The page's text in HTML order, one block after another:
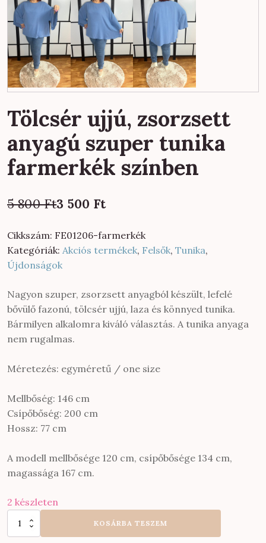
Tölcsér ujjú, zsorzsett
anyagú szuper tunika
farmerkék színben
5 800Ft
Original
was:
5
800 Ft.
3 500 Ft
Current
is:
3
500 Ft.
Cikkszám: FE01206-farmerkék
Kategóriák: Akciós termékek, Felsők, Tunika,
Újdonságok
Nagyon szuper, zsorzsett anyagból készült, lefelé
bővülő fazonú, tölcsér ujjú, laza és könnyed tunika.
Bármilyen alkalomra kiváló választás. A tunika anyaga
nem rugalmas.
Méretezés: egyméretű / one size
Mellbőség: 146 cm
Csípőbőség: 200 cm
Hossz: 77 cm
A modell mellbősége 120 cm, csípőbősége 134 cm,
magassága 167 cm.
2 készleten
ujjú,
zsorzsett
KOSÁRBA TESZEM